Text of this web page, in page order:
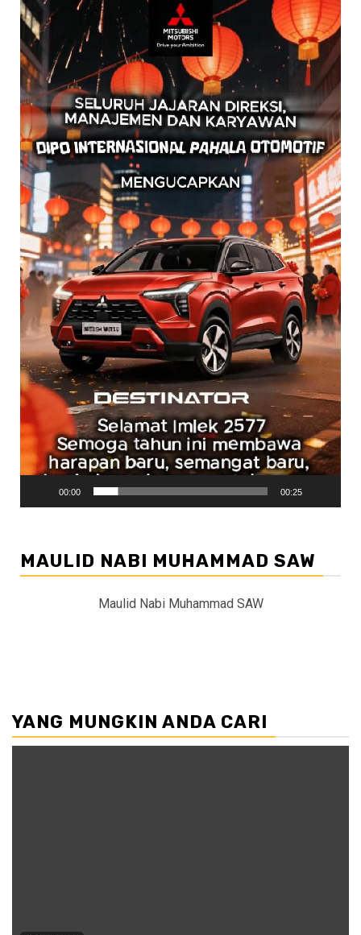
00:00 00:25
MAULID NABI MUHAMMAD SAW
Maulid Nabi Muhammad SAW
YANG MUNGKIN ANDA CARI